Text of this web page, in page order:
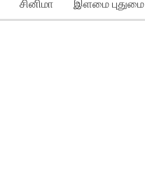
சினிமா இளமை புதுமை